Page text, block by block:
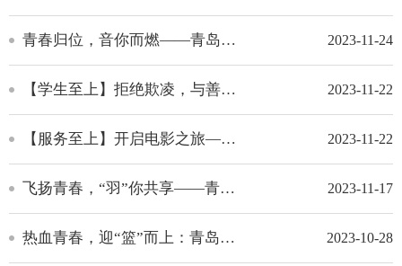
青春归位，音你而燃——青岛工程职业学院第五届校园十佳歌手大赛决赛圆满落幕 2023-11-24
【学生至上】拒绝欺凌，与善同行——青岛工程职业学院举行预防校园欺凌观影活动 2023-11-22
【服务至上】开启电影之旅——青岛工程职业学院尚逸影院正式上线啦！ 2023-11-22
飞扬青春，“羽”你共享——青岛工程职业学院第二届“飞羽杯”羽毛球比赛圆满结束 2023-11-17
热血青春，迎“篮”而上：青岛工程职业学院2023年“迎新杯”学生篮球赛圆满落幕 2023-10-28